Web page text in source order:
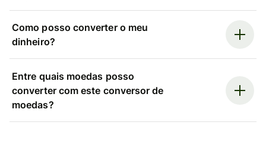
Como posso converter o meu
dinheiro?
Entre quais moedas posso
converter com este conversor de
moedas?